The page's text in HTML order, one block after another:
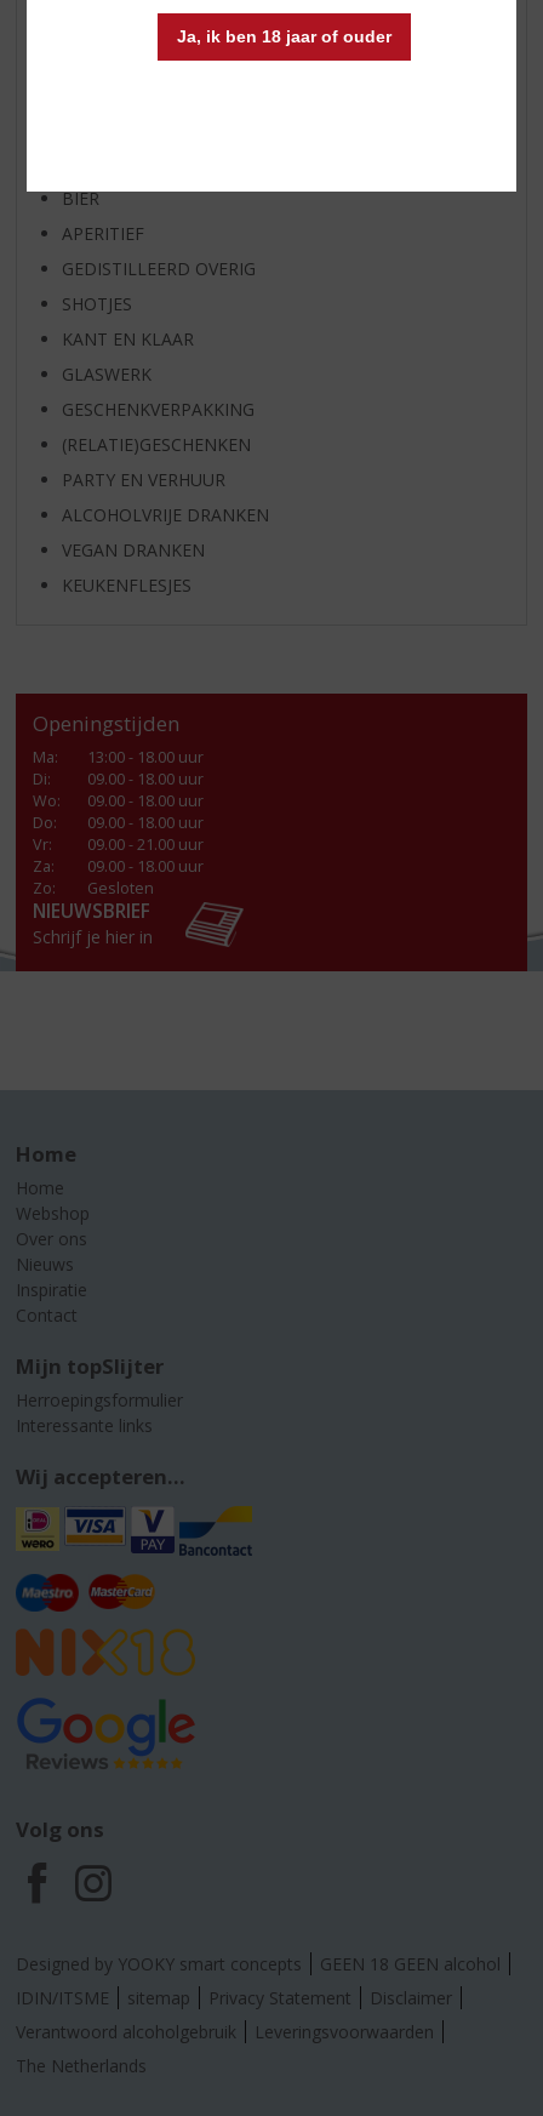
Ja, ik ben 18 jaar of ouder
BIER SPECIALS
BIER
APERITIEF
GEDISTILLEERD OVERIG
SHOTJES
KANT EN KLAAR
GLASWERK
GESCHENKVERPAKKING
(RELATIE)GESCHENKEN
PARTY EN VERHUUR
ALCOHOLVRIJE DRANKEN
VEGAN DRANKEN
KEUKENFLESJES
Openingstijden
Ma:
13:00 - 18.00 uur
Di:
09.00 - 18.00 uur
Wo:
09.00 - 18.00 uur
Do:
09.00 - 18.00 uur
Vr:
09.00 - 21.00 uur
Za:
09.00 - 18.00 uur
Zo:
Gesloten
NIEUWSBRIEF
Schrijf je hier in
Home
Home
Webshop
Over ons
Nieuws
Inspiratie
Contact
Mijn topSlijter
Herroepingsformulier
Interessante links
Wij accepteren...
Volg ons
F
a
c
e
I
n
s
t
Designed by YOOKY smart concepts
GEEN 18 GEEN alcohol
IDIN/ITSME
sitemap Privacy Statement
Disclaimer
Verantwoord alcoholgebruik
Leveringsvoorwaarden
The Netherlands